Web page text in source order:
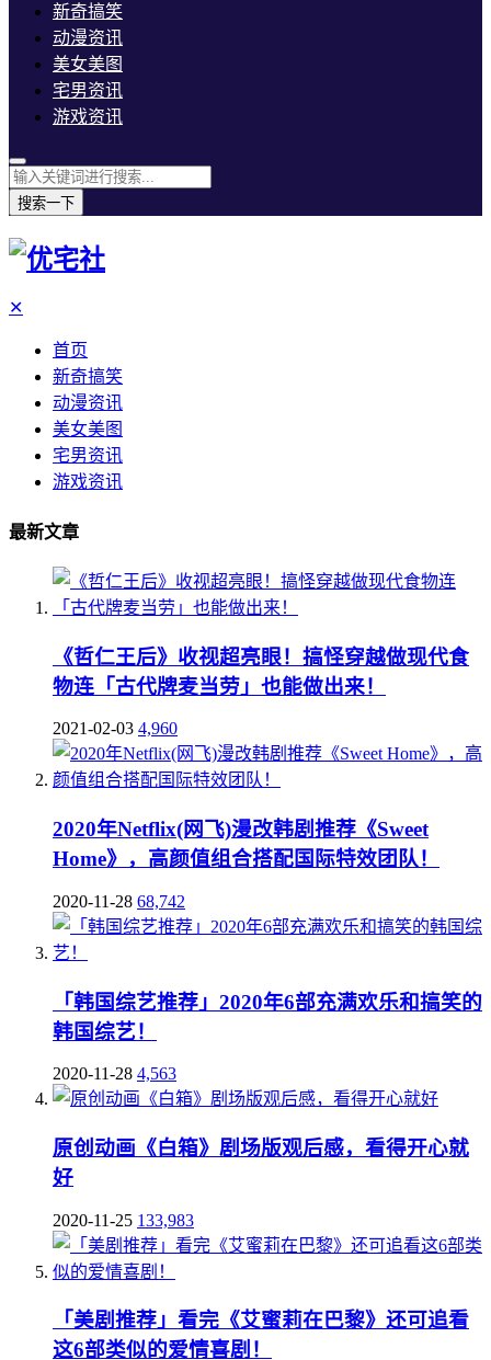
新奇搞笑
动漫资讯
美女美图
宅男资讯
游戏资讯
搜索一下
✕
首页
新奇搞笑
动漫资讯
美女美图
宅男资讯
游戏资讯
最新文章
《哲仁王后》收视超亮眼！搞怪穿越做现代食
物连「古代牌麦当劳」也能做出来！
2021-02-03 4,960
2020年Netflix(网飞)漫改韩剧推荐《Sweet
Home》，高颜值组合搭配国际特效团队！
2020-11-28 68,742
「韩国综艺推荐」2020年6部充满欢乐和搞笑的
韩国综艺！
2020-11-28 4,563
原创动画《白箱》剧场版观后感，看得开心就
好
2020-11-25 133,983
「美剧推荐」看完《艾蜜莉在巴黎》还可追看
这6部类似的爱情喜剧！